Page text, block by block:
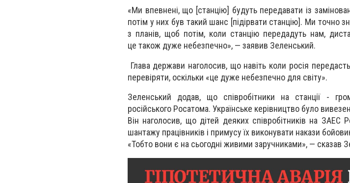
«Ми впевнені, що [станцію] будуть передавати із
потім у них був такий шанс [підірвати станцію]. Ми точно
з планів, щоб потім, коли станцію передадуть нам,
це також дуже небезпечно», — заявив Зеленський.
Глава держави наголосив, що навіть коли росія
перевіряти, оскільки «це дуже небезпечно для світу».
Зеленський додав, що співробітники на станції -
російського Росатома. Українське керівництво було
Він наголосив, що дітей деяких співробітників на ЗАЕС
шантажу працівників і примусу їх виконувати накази
«Тобто вони є на сьогодні живими заручниками», — сказав